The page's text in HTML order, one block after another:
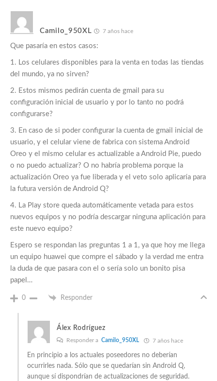
Camilo_950XL 7 años hace
Que pasaría en estos casos:
1. Los celulares disponibles para la venta en todas las tiendas
del mundo, ya no sirven?
2. Estos mismos pedirán cuenta de gmail para su
configuración inicial de usuario y por lo tanto no podrá
configurarse?
3. En caso de si poder configurar la cuenta de gmail inicial de
usuario, y el celular viene de fabrica con sistema Android
Oreo y el mismo celular es actualizable a Android Pie, puedo
o no puedo actualizar? O no habría problema porque la
actualización Oreo ya fue liberada y el veto solo aplicaría para
la futura versión de Android Q?
4. La Play store queda automáticamente vetada para estos
nuevos equipos y no podría descargar ninguna aplicación para
este nuevo equipo?
Espero se respondan las preguntas 1 a 1, ya que hoy me llega
un equipo huawei que compre el sábado y la verdad me entra
la duda de que pasara con el o sería solo un bonito pisa
papel…
0 Responder
Álex Rodríguez
Responder a Camilo_950XL 7 años hace
En principio a los actuales poseedores no deberían
ocurrirles nada. Sólo que se quedarían sin Android Q,
aunque sí dispondrían de actualizaciones de seguridad.